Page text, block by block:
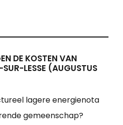
DE KOSTEN VAN
SUR-LESSE (AUGUSTUS
lagere energienota
gemeenschap?